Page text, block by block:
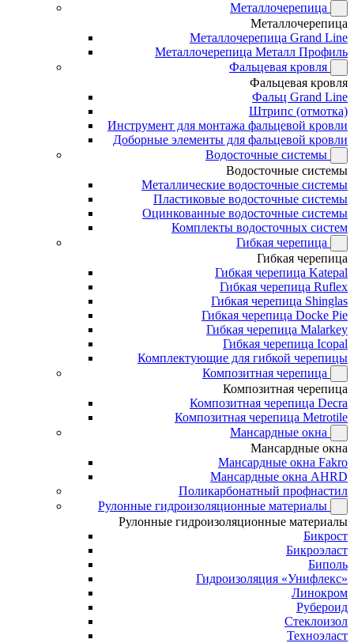
Металлочерепица
Металлочерепица
Металлочерепица Grand Line
Металлочерепица Металл Профиль
Фальцевая кровля
Фальцевая кровля
Фальц Grand Line
Штрипс (отмотка)
Инструмент для монтажа фальцевой кровли
Доборные элементы для фальцевой кровли
Водосточные системы
Водосточные системы
Металлические водосточные системы
Пластиковые водосточные системы
Оцинкованные водосточные системы
Комплекты водосточных систем
Гибкая черепица
Гибкая черепица
Гибкая черепица Katepal
Гибкая черепица Ruflex
Гибкая черепица Shinglas
Гибкая черепица Docke Pie
Гибкая черепица Malarkey
Гибкая черепица Icopal
Комплектующие для гибкой черепицы
Композитная черепица
Композитная черепица
Композитная черепица Decra
Композитная черепица Metrotile
Мансардные окна
Мансардные окна
Мансардные окна Fakro
Мансардные окна AHRD
Поликарбонатный профнастил
Рулонные гидроизоляционные материалы
Рулонные гидроизоляционные материалы
Бикрост
Бикроэласт
Биполь
Гидроизоляция «Унифлекс»
Линокром
Рубероид
Стеклоизол
Техноэласт